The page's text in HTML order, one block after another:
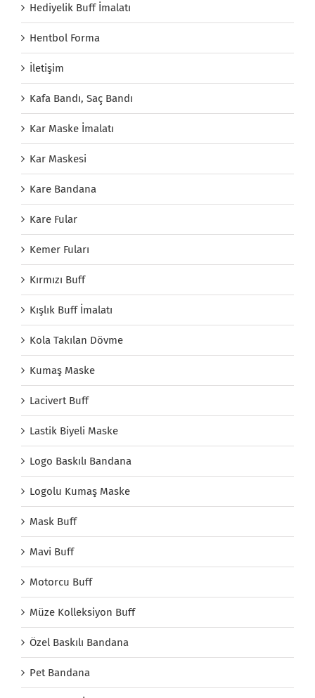
Hediyelik Buff İmalatı
Hentbol Forma
İletişim
Kafa Bandı, Saç Bandı
Kar Maske İmalatı
Kar Maskesi
Kare Bandana
Kare Fular
Kemer Fuları
Kırmızı Buff
Kışlık Buff İmalatı
Kola Takılan Dövme
Kumaş Maske
Lacivert Buff
Lastik Biyeli Maske
Logo Baskılı Bandana
Logolu Kumaş Maske
Mask Buff
Mavi Buff
Motorcu Buff
Müze Kolleksiyon Buff
Özel Baskılı Bandana
Pet Bandana